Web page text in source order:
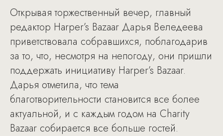
Открывая торжественный вечер, главный
редактор Harper’s Bazaar Дарья Веледеева
приветствовала собравшихся, поблагодарив
за то, что, несмотря на непогоду, они пришли
поддержать инициативу Harper’s Bazaar.
Дарья отметила, что тема
благотворительности становится все более
актуальной, и с каждым годом на Charity
Bazaar собирается все больше гостей.